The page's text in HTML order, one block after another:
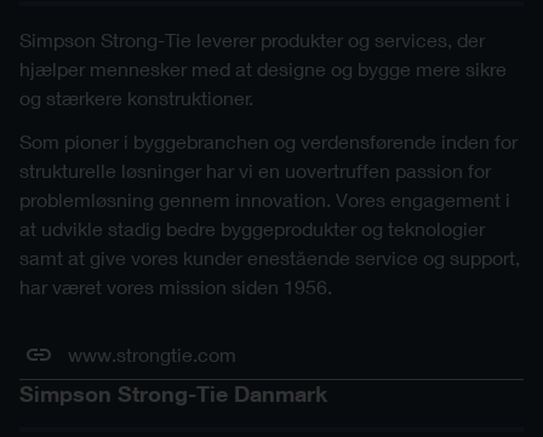
Simpson Strong-Tie leverer produkter og services, der
hjælper mennesker med at designe og bygge mere sikre
og stærkere konstruktioner.
Som pioner i byggebranchen og verdensførende inden for
strukturelle løsninger har vi en uovertruffen passion for
problemløsning gennem innovation. Vores engagement i
at udvikle stadig bedre byggeprodukter og teknologier
samt at give vores kunder enestående service og support,
har været vores mission siden 1956.
www.strongtie.com
Simpson Strong-Tie Danmark